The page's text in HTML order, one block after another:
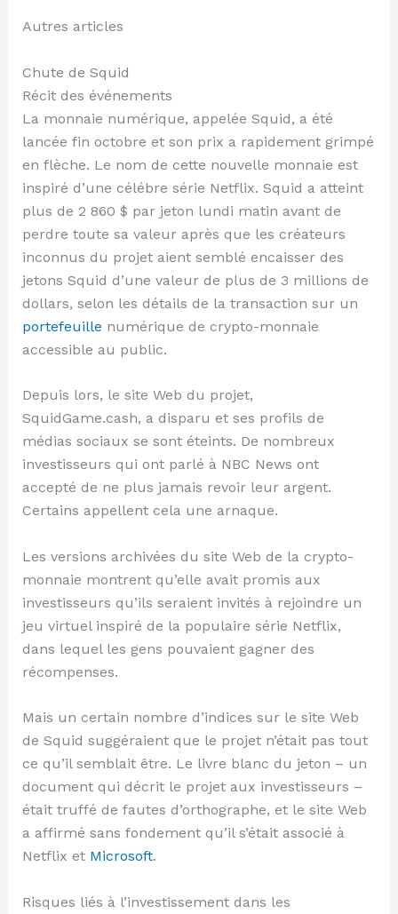
Autres articles
Chute de Squid
Récit des événements
La monnaie numérique, appelée Squid, a été
lancée fin octobre et son prix a rapidement grimpé
en flèche. Le nom de cette nouvelle monnaie est
inspiré d’une célébre série Netflix. Squid a atteint
plus de 2 860 $ par jeton lundi matin avant de
perdre toute sa valeur après que les créateurs
inconnus du projet aient semblé encaisser des
jetons Squid d’une valeur de plus de 3 millions de
dollars, selon les détails de la transaction sur un
portefeuille numérique de crypto-monnaie
accessible au public.
Depuis lors, le site Web du projet,
SquidGame.cash, a disparu et ses profils de
médias sociaux se sont éteints. De nombreux
investisseurs qui ont parlé à NBC News ont
accepté de ne plus jamais revoir leur argent.
Certains appellent cela une arnaque.
Les versions archivées du site Web de la crypto-
monnaie montrent qu’elle avait promis aux
investisseurs qu’ils seraient invités à rejoindre un
jeu virtuel inspiré de la populaire série Netflix,
dans lequel les gens pouvaient gagner des
récompenses.
Mais un certain nombre d’indices sur le site Web
de Squid suggéraient que le projet n’était pas tout
ce qu’il semblait être. Le livre blanc du jeton – un
document qui décrit le projet aux investisseurs –
était truffé de fautes d’orthographe, et le site Web
a affirmé sans fondement qu’il s’était associé à
Netflix et Microsoft.
Risques liés à l’investissement dans les